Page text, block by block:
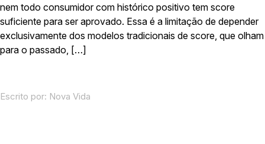
nem todo consumidor com histórico positivo tem score
suficiente para ser aprovado. Essa é a limitação de depender
exclusivamente dos modelos tradicionais de score, que olham
para o passado, […]
Escrito por: Nova Vida